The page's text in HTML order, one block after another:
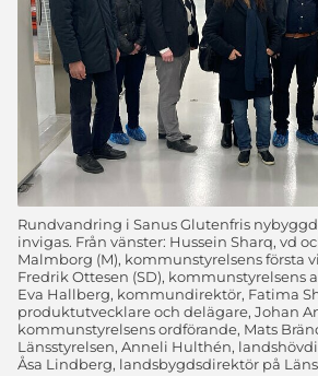
Rundvandring i Sanus Glutenfris
invigas. Från vänster: Hussein Sharq, vd
Malmborg (M), kommunstyrelsens första
Fredrik Ottesen (SD), kommunstyrelsens
Eva Hallberg, kommundirektör, Fatima
produktutvecklare och delägare, Johan
kommunstyrelsens ordförande, Mats
Länsstyrelsen, Anneli Hulthén,
Åsa Lindberg, landsbygdsdirektör på